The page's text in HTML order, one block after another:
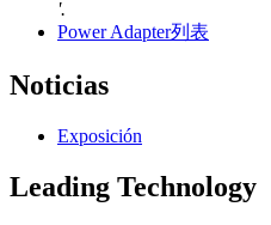
'.
Power Adapter列表
Noticias
Exposición
Leading Technology